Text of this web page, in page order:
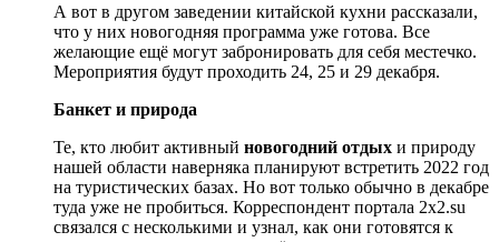
А вот в другом заведении китайской кухни рассказали,
что у них новогодняя программа уже готова. Все
желающие ещё могут забронировать для себя местечко.
Мероприятия будут проходить 24, 25 и 29 декабря.
Банкет и природа
Те, кто любит активный новогодний отдых и природу
нашей области наверняка планируют встретить 2022 год
на туристических базах. Но вот только обычно в декабре
туда уже не пробиться. Корреспондент портала 2х2.su
связался с несколькими и узнал, как они готовятся к